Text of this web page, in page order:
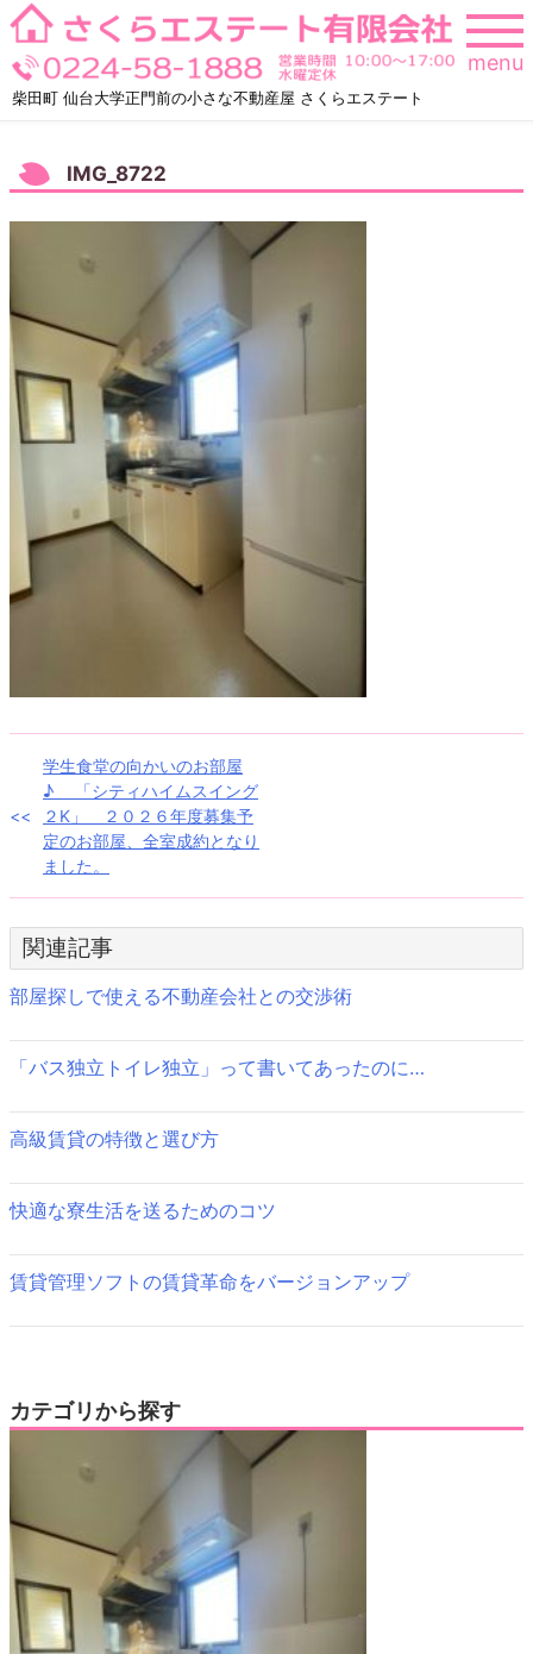
Skip
to
content
柴田町 仙台大学正門前の小さな不動産屋 さくらエステート
menu
IMG_8722
稿
ビ
ゲ
ー
ョ
ン
学生食堂の向かいのお部屋
♪ 「シティハイムスイング
２K」 ２０２６年度募集予
定のお部屋、全室成約となり
ました。
関連記事
部屋探しで使える不動産会社との交渉術
「バス独立トイレ独立」って書いてあったのに…
高級賃貸の特徴と選び方
快適な寮生活を送るためのコツ
賃貸管理ソフトの賃貸革命をバージョンアップ
カテゴリから探す